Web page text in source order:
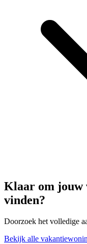
Klaar om jouw
vinden?
Doorzoek het volledige
Bekijk alle